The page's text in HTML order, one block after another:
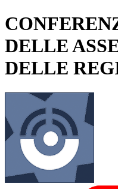
DELLE
DELLE